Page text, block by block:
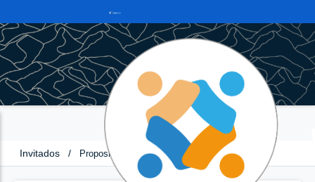
Invitados / Proposición de Citación